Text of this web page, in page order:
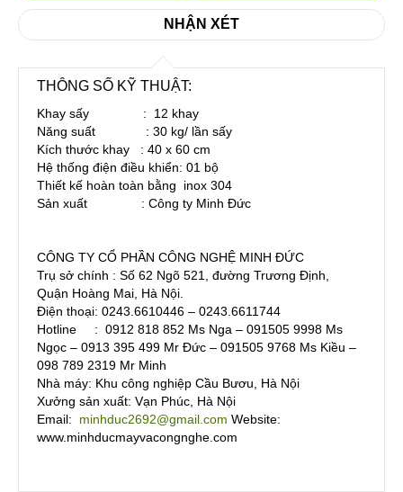
NHẬN XÉT
THÔNG SỐ KỸ THUẬT:
Khay sấy : 12 khay
Năng suất : 30 kg/ lần sấy
Kích thước khay : 40 x 60 cm
Hệ thống điện điều khiển: 01 bộ
Thiết kế hoàn toàn bằng inox 304
Sản xuất : Công ty Minh Đức
CÔNG TY CỔ PHẦN CÔNG NGHỆ MINH ĐỨC
Trụ sở chính : Số 62 Ngõ 521, đường Trương Định,
Quận Hoàng Mai, Hà Nội.
Điện thoại: 0243.6610446 – 0243.6611744
Hotline : 0912 818 852 Ms Nga – 091505 9998 Ms
Ngọc – 0913 395 499 Mr Đức – 091505 9768 Ms Kiều –
098 789 2319 Mr Minh
Nhà máy: Khu công nghiệp Cầu Bươu, Hà Nội
Xưởng sản xuất: Vạn Phúc, Hà Nội
Email: minhduc2692@gmail.com Website:
www.minhducmayvacongnghe.com